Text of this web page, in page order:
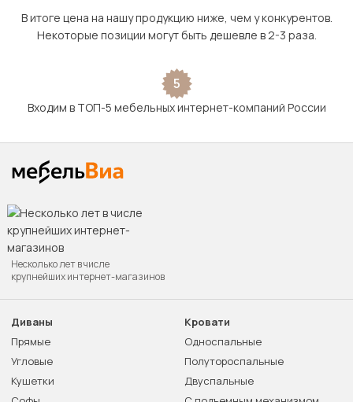
В итоге цена на нашу продукцию ниже, чем у конкурентов.
Некоторые позиции могут быть дешевле в 2-3 раза.
5
Входим в ТОП-5 мебельных интернет-компаний России
Несколько лет в числе
крупнейших интернет-магазинов
Диваны
Прямые
Угловые
Кушетки
Кровати
Односпальные
Полутороспальные
Двуспальные